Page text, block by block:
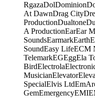
RgazaDolDominion
At DawnDrag City
ProductionDualtone
A ProductionEarEar
SoundsEarmarkEarth
SoundEasy LifeECM
TelemarkEGEggEla
BirdElectrola
MusicianElevator
SpecialElvis Ltd
GemEmergencyEMI